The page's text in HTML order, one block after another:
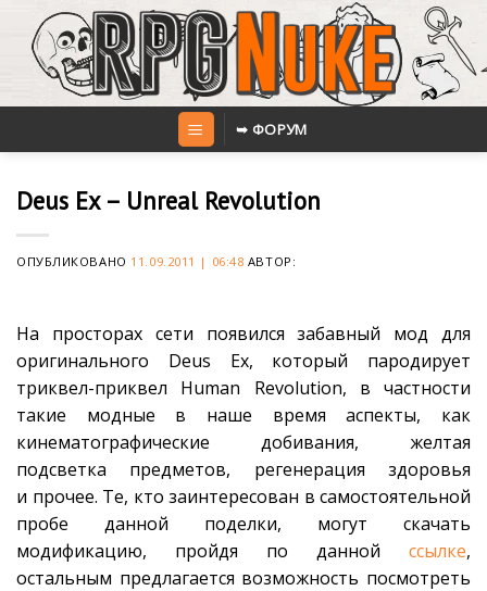
content
➥ ФОРУМ
Deus Ex – Unreal Revolution
ОПУБЛИКОВАНО 11.09.2011 | 06:48 АВТОР:
На просторах сети появился забавный мод для
оригинального Deus Ex, который пародирует
триквел-приквел Human Revolution, в частности
такие модные в наше время аспекты, как
кинематографические добивания, желтая
подсветка предметов, регенерация здоровья
и прочее. Те, кто заинтересован в самостоятельной
пробе данной поделки, могут скачать
модификацию, пройдя по данной ссылке,
остальным предлагается возможность посмотреть